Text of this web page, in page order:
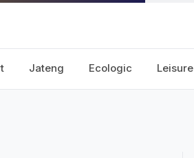
Jateng Ecologic Leisure